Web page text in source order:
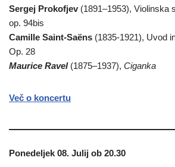
Sergej Prokofjev (1891–1953), Violinska
op. 94bis
Camille Saint-Saëns (1835-1921), Uvod
Op. 28
Maurice Ravel(1875–1937), Ciganka
Več o koncertu
Ponedeljek 08. Julij ob 20.30